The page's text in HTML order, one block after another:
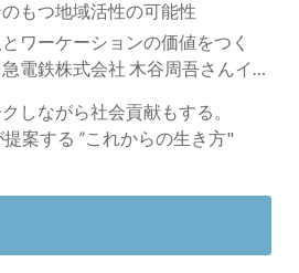
もつ地域活性の可能性
ワーケーションの価値をつく
電鉄株式会社 木谷周吾さんイン
しながら社会貢献もする。
提案する ”これからの生き方"